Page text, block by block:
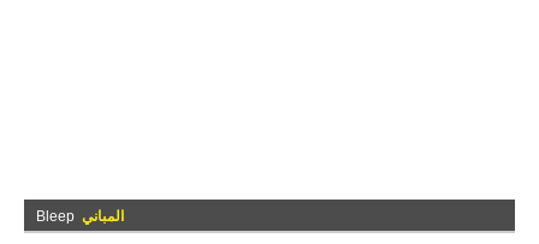
Bleep المباني